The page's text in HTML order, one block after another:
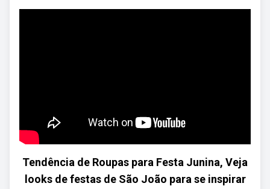
Tendência de Roupas para Festa Junina, Veja
looks de festas de São João para se inspirar